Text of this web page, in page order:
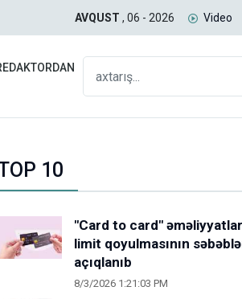
şəxs uşağın anadan olmasına görə müavinət
AVQUST , 06 - 2026 Video
10
"Card to card"
limit qoyulmasının
açıqlanıb
8/3/2026 1:21:03 PM